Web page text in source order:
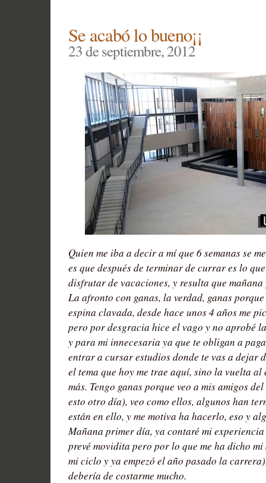
(Bercial)
Se acabó lo bueno¡¡
23 de septiembre, 2012
Quien me iba a decir a mí que 6 semanas se
es que después de terminar de currar es lo
disfrutar de vacaciones, y resulta que
La afronto con ganas, la verdad, ganas
espina clavada, desde hace unos 4 años me
pero por desgracia hice el vago y no aprobé
y para mi innecesaria ya que te obligan a
entrar a cursar estudios donde te vas a dejar
el tema que hoy me trae aquí, sino la vuelta
más. Tengo ganas porque veo a mis amigos
esto otro día), veo como ellos, algunos han
están en ello, y me motiva ha hacerlo, eso y
Mañana primer día, ya contaré mi
prevé movidita pero por lo que me ha dicho
mi ciclo y ya empezó el año pasado la
debería de costarme mucho.